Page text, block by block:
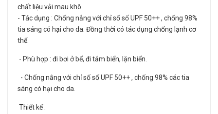
chất liệu vải mau khô.
- Tác dụng : Chống nắng với chỉ số số UPF 50++ , chống 98%
tia sáng có hại cho da. Đồng thời có tác dụng chống lạnh cơ
thể.
- Phù hợp : đi bơi ở bể, đi tắm biển, lặn biển.
- Chống nắng với chỉ số số UPF 50++ , chống 98% các tia
sáng có hại cho da.
Thiết kế :